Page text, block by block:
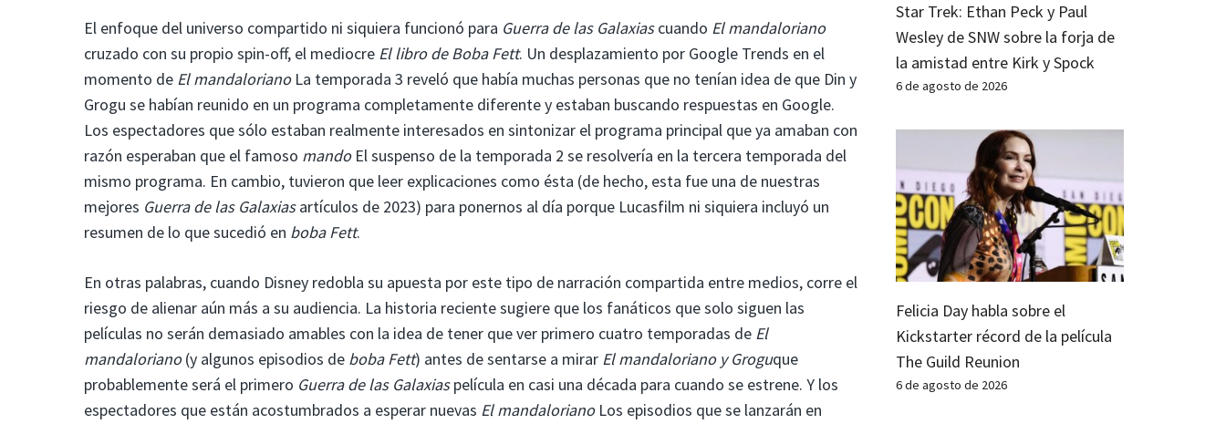
El enfoque del universo compartido ni siquiera funcionó para Guerra de las Galaxiascuando El mandaloriano
cruzado con su propio spin-off, el mediocre El libro de Boba Fett. Un desplazamiento por Google Trends en el
momento de El mandalorianoLa temporada 3 reveló que había muchas personas que no tenían idea de que Din y
Grogu se habían reunido en un programa completamente diferente y estaban buscando respuestas en Google.
Los espectadores que sólo estaban realmente interesados ​​en sintonizar el programa principal que ya amaban con
razón esperaban que el famoso mandoEl suspenso de la temporada 2 se resolvería en la tercera temporada del
mismo programa. En cambio, tuvieron que leer explicaciones como ésta (de hecho, esta fue una de nuestras
mejores Guerra de las Galaxiasartículos de 2023) para ponernos al día porque Lucasfilm ni siquiera incluyó un
resumen de lo que sucedió en boba Fett.
En otras palabras, cuando Disney redobla su apuesta por este tipo de narración compartida entre medios, corre el
riesgo de alienar aún más a su audiencia. La historia reciente sugiere que los fanáticos que solo siguen las
películas no serán demasiado amables con la idea de tener que ver primero cuatro temporadas de El
mandaloriano(y algunos episodios de boba Fett) antes de sentarse a mirar El mandaloriano y Groguque
probablemente será el primero Guerra de las Galaxiaspelícula en casi una década para cuando se estrene. Y los
espectadores que están acostumbrados a esperar nuevas El mandalorianoLos episodios que se lanzarán en
Star Trek: Ethan Peck y Paul
Wesley de SNW sobre la forja de
la amistad entre Kirk y Spock
6 de agosto de 2026
Felicia Day habla sobre el
Kickstarter récord de la película
The Guild Reunion
6 de agosto de 2026